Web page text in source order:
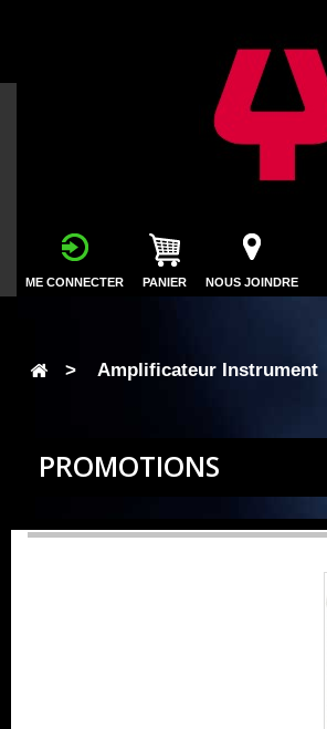
ME CONNECTER PANIER NOUS JOINDRE
> Amplificateur Instrument
PROMOTIONS